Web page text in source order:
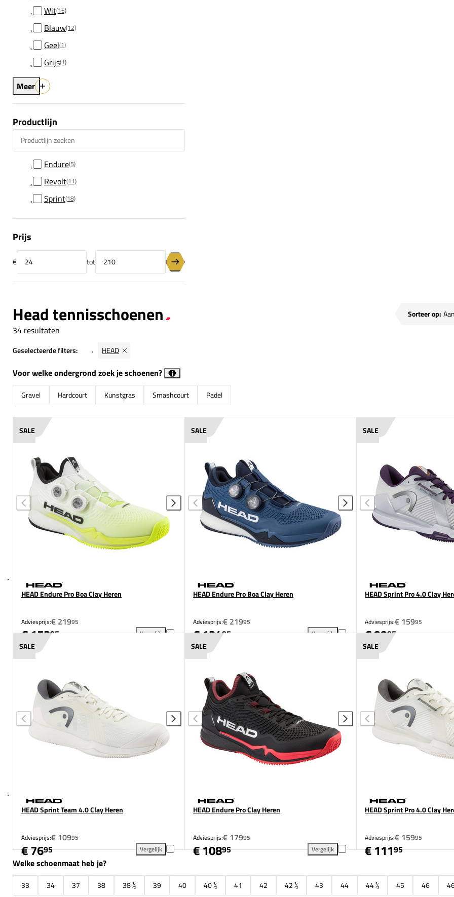
Wit(16)
Blauw(12)
Geel(1)
Grijs(1)
Meer
Productlijn
Endure(5)
Revolt(11)
Sprint(18)
Prijs
Minimumprijs
€ tot
Maximumprijs Prijsfilter toepassen
Head tennisschoenen Sorteer op:
34 resultaten
Geselecteerde filters: HEAD
Voor welke ondergrond zoek je schoenen? i
Gravel Hardcourt Kunstgras Smashcourt Padel
SALE
HEAD Endure Pro Boa Clay Heren
Adviesprijs:€ 21995
€ 15395
Vergelijk
HEAD Endure Pro Boa Clay Heren toevoegen aan vergelijking
SALE
HEAD Endure Pro Boa Clay Heren
Adviesprijs:€ 21995
€ 13495
Vergelijk
HEAD Endure Pro Boa Clay Heren toevoegen aan
SALE
HEAD Sprint Pro 4.0 Clay
Adviesprijs:€ 15995
€ 9995
SALE
HEAD Sprint Team 4.0 Clay Heren
Adviesprijs:€ 10995
€ 7695
Vergelijk
HEAD Sprint Team 4.0 Clay Heren toevoegen aan vergelijking
SALE
HEAD Endure Pro Clay Heren
Adviesprijs:€ 17995
€ 10895
Vergelijk
HEAD Endure Pro Clay Heren toevoegen aan
SALE
HEAD Sprint Pro 4.0 Clay
Adviesprijs:€ 15995
€ 11195
Welke schoenmaat heb je?
33 34 37 38 38 ½ 39 40 40 ½ 41 42 42 ½ 43 44 44 ½ 45 46